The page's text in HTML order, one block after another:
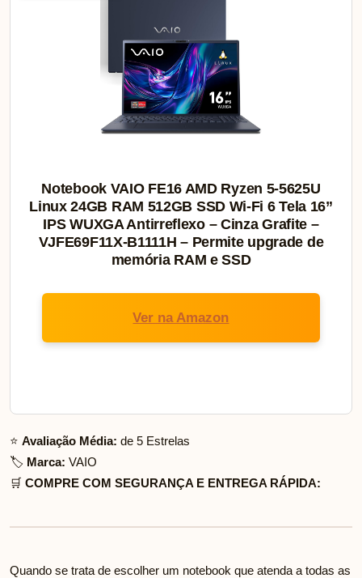
Notebook VAIO FE16 AMD Ryzen 5-5625U
Linux 24GB RAM 512GB SSD Wi-Fi 6 Tela 16”
IPS WUXGA Antirreflexo – Cinza Grafite –
VJFE69F11X-B1111H – Permite upgrade de
memória RAM e SSD
Ver na Amazon
⭐ Avaliação Média: de 5 Estrelas
🏷️ Marca: VAIO
🛒 COMPRE COM SEGURANÇA E ENTREGA RÁPIDA:
Quando se trata de escolher um notebook que atenda a todas as